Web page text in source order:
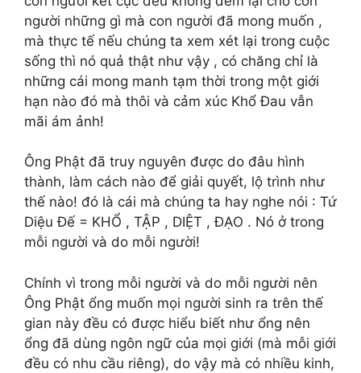
người những gì mà con người đã mong muốn ,
mà thực tế nếu chúng ta xem xét lại trong cuộc
sống thì nó quả thật như vậy , có chăng chỉ là
những cái mong manh tạm thời trong một giới
hạn nào đó mà thôi và cảm xúc Khổ Đau vẫn
mãi ám ảnh!
Ông Phật đã truy nguyên được do đâu hình
thành, làm cách nào để giải quyết, lộ trình như
thế nào! đó là cái mà chúng ta hay nghe nói : Tứ
Diệu Đế = KHỔ , TẬP , DIỆT , ĐẠO . Nó ở trong
mỗi người và do mỗi người!
Chính vì trong mỗi người và do mỗi người nên
Ông Phật ổng muốn mọi người sinh ra trên thế
gian này đều có được hiểu biết như ổng nên
ổng đã dùng ngôn ngữ của mọi giới (mà mỗi giới
đều có nhu cầu riêng), do vậy mà có nhiều kinh,